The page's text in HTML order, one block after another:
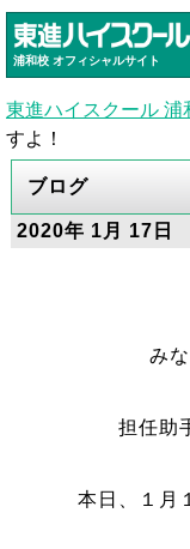
浦和校 オフィシャルサイト
東進ハイスクール 浦
すよ！
ブログ
2020年 1月 17日
み
担任助
本日、１月